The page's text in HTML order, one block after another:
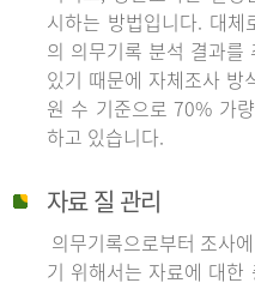
시하는 방법입니다. 대
의 의무기록 분석 결과를
있기 때문에 자체조사 방
원 수 기준으로 70% 가
하고 있습니다.
자료 질 관리
의무기록으로부터 조사
기 위해서는 자료에 대한